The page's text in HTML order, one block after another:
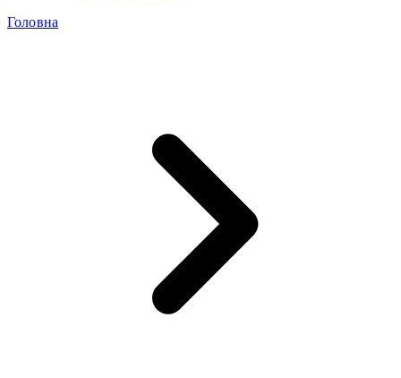
Головна